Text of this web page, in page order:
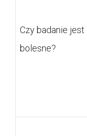
Czy badanie jest
bolesne?